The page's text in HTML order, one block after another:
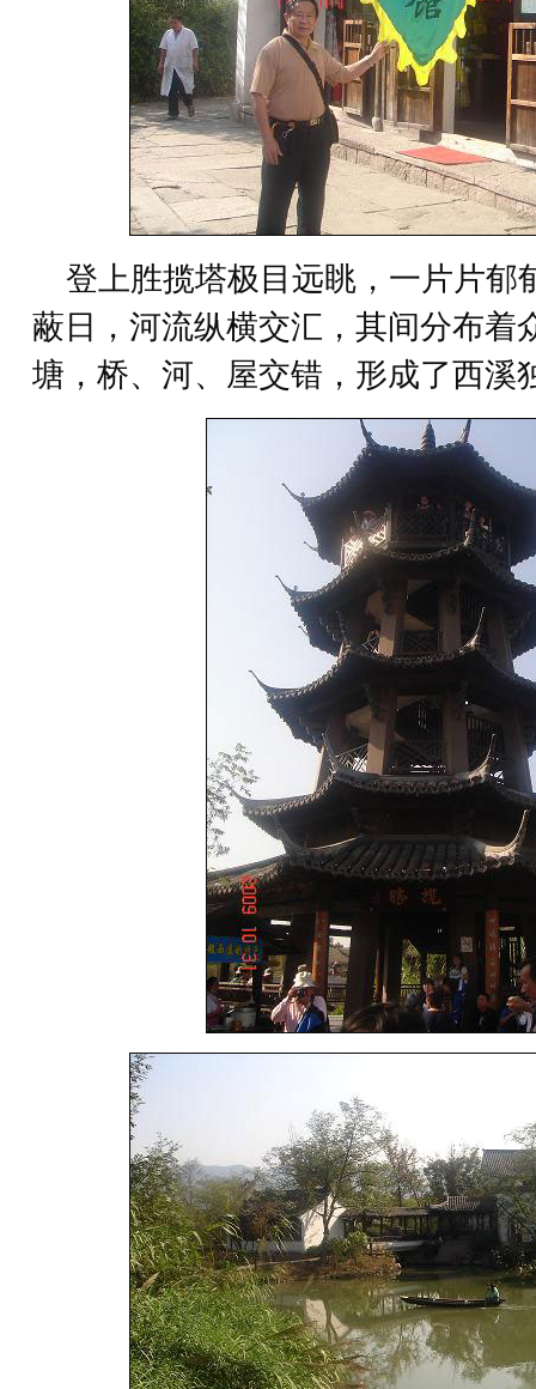
登上胜揽塔极目远眺，一片片郁
蔽日，河流纵横交汇，其间分布着
塘，桥、河、屋交错，形成了西溪